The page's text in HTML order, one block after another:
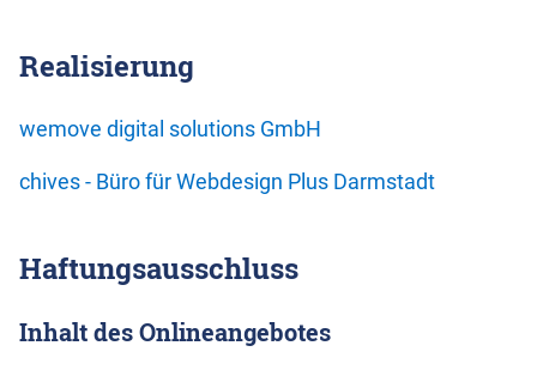
Realisierung
wemove digital solutions GmbH
chives - Büro für Webdesign Plus Darmstadt
Haftungsausschluss
Inhalt des Onlineangebotes